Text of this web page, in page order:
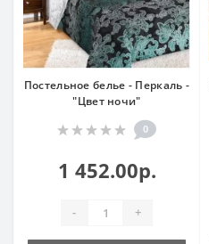
Постельное белье - Перкаль -
"Цвет ночи"
0
1 452.00р.
- +